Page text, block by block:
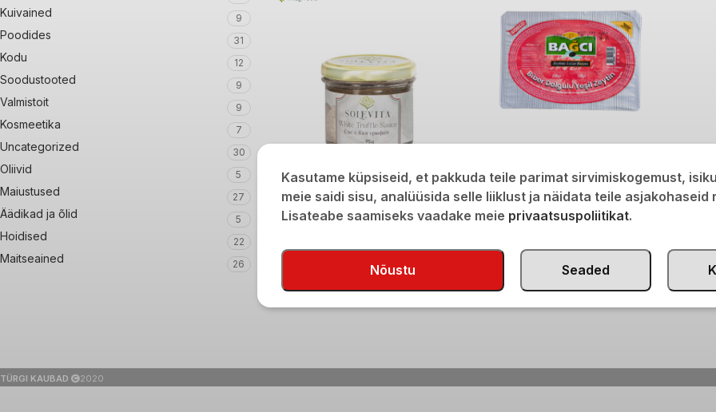
Kuivained 9
Poodides 31
Kodu 12
Soodustooted 9
Valmistoit 9
Kosmeetika 7
Uncategorized 30
Oliivid 5
Maiustused 27
Äädikad ja õlid 5
Hoidised 22
Maitseained 26
Solevita valge trühvli kaste 95g
ürdikastmes 200g
2,40
TÜRGI KAUBAD 2020
Kasutame küpsiseid, et pakkuda teile parimat sirvimiskogemust,
meie saidi sisu, analüüsida selle liiklust ja näidata teile asjakohaseid
Lisateabe saamiseks vaadake meie privaatsuspoliitikat.
Nõustu Seaded